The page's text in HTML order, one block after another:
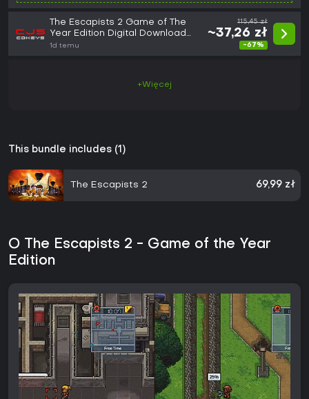
The Escapists 2 Game of The
Year Edition Digital Download
Key (Xbox One): Europe
1d temu
115,45 zł
~37,26 zł
-67%
+Więcej
This bundle includes (1)
The Escapists 2 69,99 zł
O The Escapists 2 - Game of the Year
Edition